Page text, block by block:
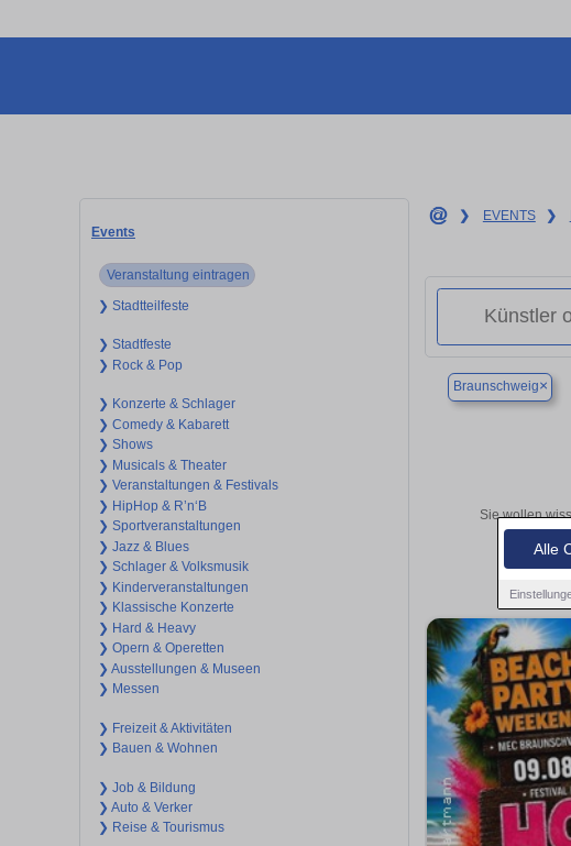
Alle
Events
Veranstaltung eintragen
❯ Stadtteilfeste
❯ Stadtfeste
❯ Rock & Pop
❯ Konzerte & Schlager
❯ Comedy & Kabarett
❯ Shows
❯ Musicals & Theater
❯ Veranstaltungen & Festivals
❯ HipHop & R’n‘B
❯ Sportveranstaltungen
❯ Jazz & Blues
❯ Schlager & Volksmusik
❯ Kinderveranstaltungen
❯ Klassische Konzerte
❯ Hard & Heavy
❯ Opern & Operetten
❯ Ausstellungen & Museen
❯ Messen
❯ Freizeit & Aktivitäten
❯ Bauen & Wohnen
❯ Job & Bildung
❯ Auto & Verker
❯ Reise & Tourismus
❯ EVENTS ❯
Braunschweig×
Sie wollen